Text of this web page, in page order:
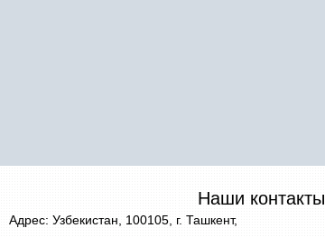
Наши контакты
Адрес: Узбекистан, 100105, г. Ташкент,